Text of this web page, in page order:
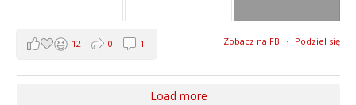
Zobacz na FB · Podziel się
12 0 1
Load more